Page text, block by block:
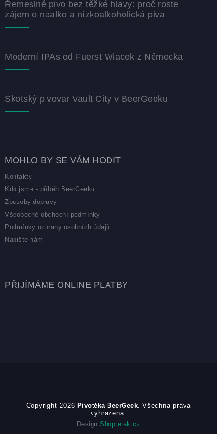
Řemeslné pivo bez těžké hlavy: proč roste
zájem o nealko a nízkoalkoholická piva
Moderní IPAs od Fuerst Wiacek z Německa
Skotský pivovar Vault City v BeerGeeku
MOHLO BY SE VÁM HODIT
Kontakty
Kdo jsme - příběh BeerGeeku
Způsoby dopravy
Všeobecné obchodní podmínky
Podmínky ochrany osobních údajů
Napište nám
PŘIJÍMÁME ONLINE PLATBY
Copyright 2026 Pivotéka BeerGeek . Všechna práva
vyhrazena.
Design Shoptetak.cz